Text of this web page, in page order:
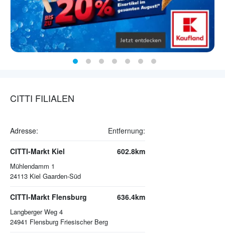
CITTI FILIALEN
Adresse: Entfernung:
CITTI-Markt Kiel
Mühlendamm 1
24113 Kiel Gaarden-Süd
602.8km
CITTI-Markt Flensburg
Langberger Weg 4
24941 Flensburg Friesischer Berg
636.4km